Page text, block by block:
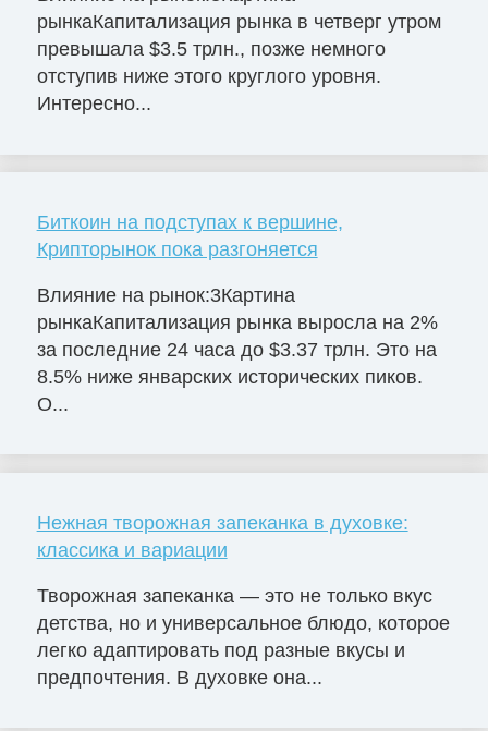
рынкаКапитализация рынка в четверг утром
превышала $3.5 трлн., позже немного
отступив ниже этого круглого уровня.
Интересно...
Биткоин на подступах к вершине,
Крипторынок пока разгоняется
Влияние на рынок:3Картина
рынкаКапитализация рынка выросла на 2%
за последние 24 часа до $3.37 трлн. Это на
8.5% ниже январских исторических пиков.
О...
Нежная творожная запеканка в духовке:
классика и вариации
Творожная запеканка — это не только вкус
детства, но и универсальное блюдо, которое
легко адаптировать под разные вкусы и
предпочтения. В духовке она...